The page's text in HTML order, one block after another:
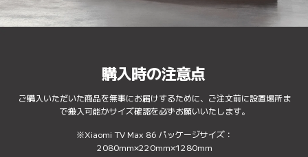
購入時の注意点
ご購入いただいた商品を無事にお届けするために、ご注文前に設置場所ま
で搬入可能かサイズ確認を必ずお願いいたします。
※Xiaomi TV Max 86 パッケージサイズ：
2080mm×220mm×1280mm